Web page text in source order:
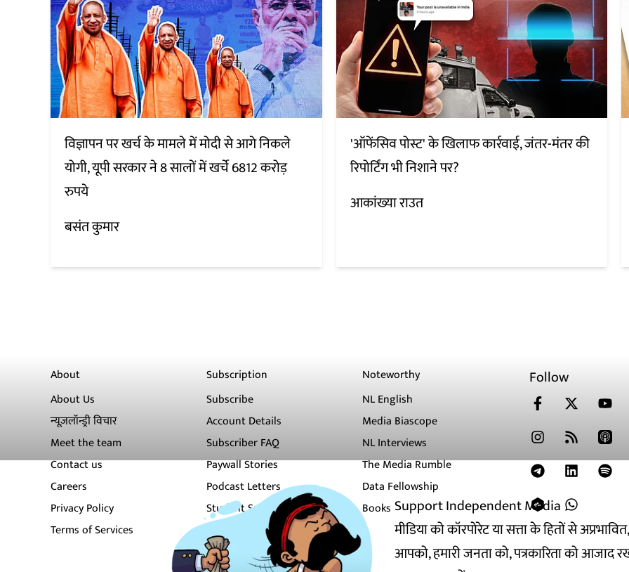
Support Independent Media
मीडिया को कॉरपोरेट या सत्ता के हितों से
आपको, हमारी जनता को, पत्रकारिता को
विज्ञापन पर खर्च के मामले में मोदी से आगे निकले
योगी, यूपी सरकार ने 8 सालों में खर्चे 6812 करोड़
रुपये
बसंत कुमार
'ऑफेंसिव पोस्ट' के खिलाफ कार्रवाई, जंतर-मंतर की
रिपोर्टिंग भी निशाने पर?
आकांख्या राउत
About
About Us
न्यूज़लॉन्ड्री विचार
Meet the team
Contact us
Careers
Privacy Policy
Terms of Services
Subscription
Subscribe
Account Details
Subscriber FAQ
Paywall Stories
Podcast Letters
Student Subscription
Newsletters
Noteworthy
NL English
Media Biascope
NL Interviews
The Media Rumble
Data Fellowship
Books
Follow